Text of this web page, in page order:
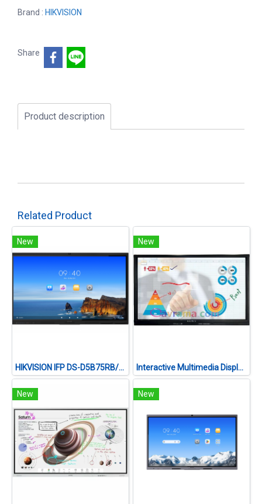
Brand : HIKVISION
Share
Product description
Related Product
New
HIKVISION IFP DS-D5B75RB/FL 75 นิ้ว 4K Interactive Display
New
Interactive Multimedia Display VERTEX IL-3655 PRO
New New